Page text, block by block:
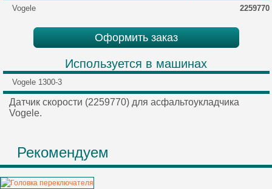
Vogele 2259770
Оформить заказ
Используется в машинах
Vogele 1300-3
Датчик скорости (2259770) для асфальтоукладчика
Vogele.
Рекомендуем